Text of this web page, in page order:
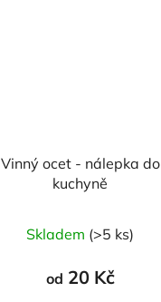
Vinný ocet - nálepka do
kuchyně
Skladem (>5 ks)
od 20 Kč